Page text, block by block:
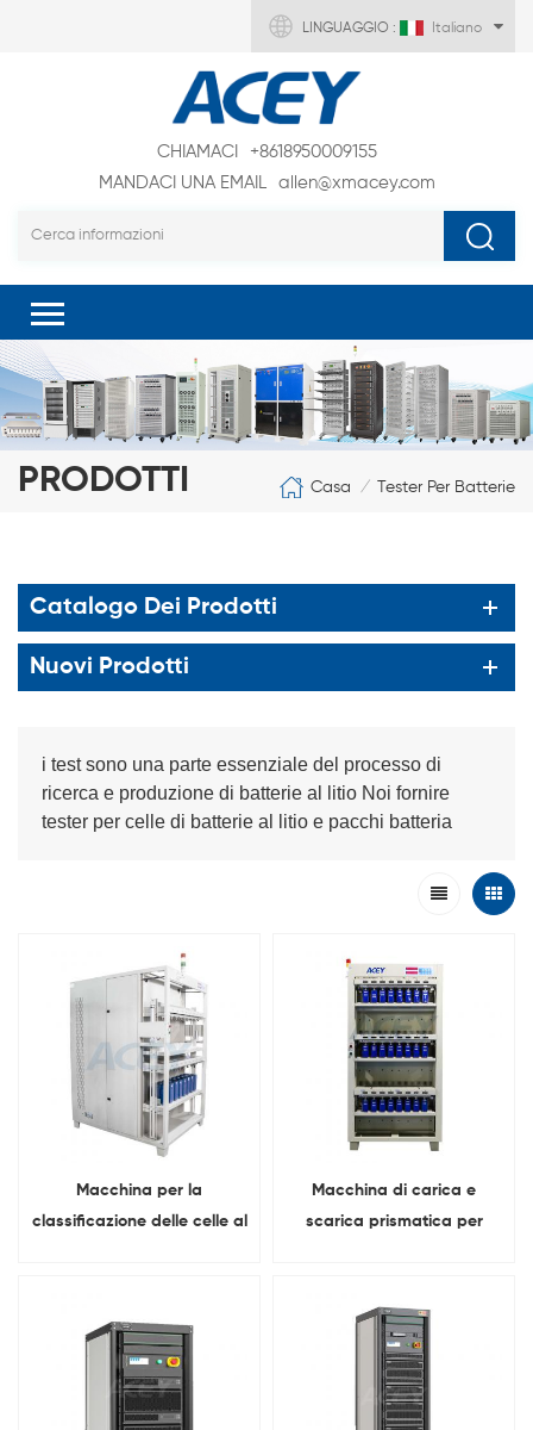
LINGUAGGIO : Italiano
CHIAMACI
+8618950009155
MANDACI UNA EMAIL
allen@xmacey.com
PRODOTTI Casa / Tester Per Batterie
Catalogo Dei Prodotti
Nuovi Prodotti
i test sono una parte essenziale del processo di
ricerca e produzione di batterie al litio Noi fornire
tester per celle di batterie al litio e pacchi batteria
Macchina per la
classificazione delle celle al
Macchina di carica e
scarica prismatica per